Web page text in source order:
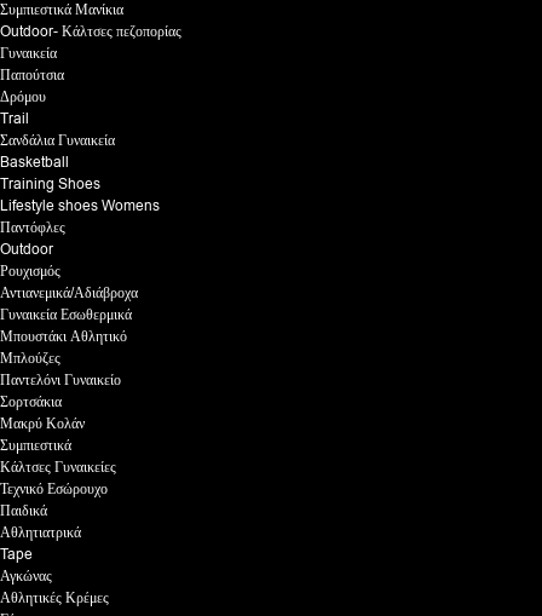
Συμπιεστικά Μανίκια
Outdoor- Κάλτσες πεζοπορίας
Γυναικεία
Παπούτσια
Δρόμου
Trail
Σανδάλια Γυναικεία
Basketball
Training Shoes
Lifestyle shoes Womens
Παντόφλες
Outdoor
Ρουχισμός
Αντιανεμικά/Αδιάβροχα
Γυναικεία Εσωθερμικά
Μπουστάκι Αθλητικό
Μπλούζες
Παντελόνι Γυναικείο
Σορτσάκια
Μακρύ Κολάν
Συμπιεστικά
Κάλτσες Γυναικείες
Τεχνικό Εσώρουχο
Παιδικά
Αθλητιατρικά
Tape
Αγκώνας
Αθλητικές Κρέμες